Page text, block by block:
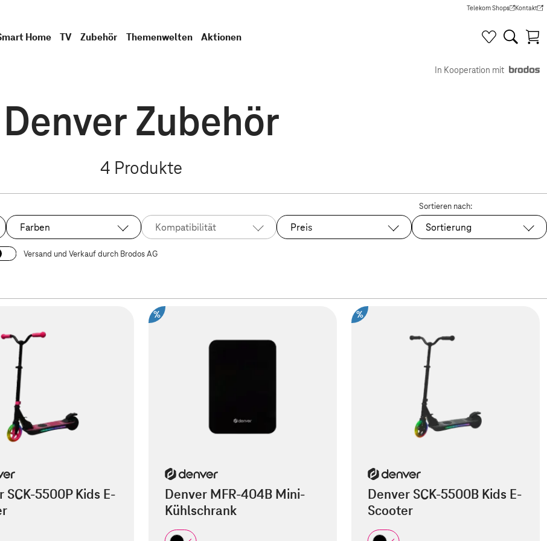
Telekom Shops
(Wird in einem neuen Tab
Kontakt
(Wird in
Home TV Zubehör Themenwelten Aktionen
In Kooperation mit
Denver Zubehör
4 Produkte
Farben Kompatibilität Preis
Sortieren nach:
Sortierung
Versand und Verkauf durch Brodos AG
SCK-5500P Kids E-
%
Denver MFR-404B Mini-
Kühlschrank
%
Denver SCK-5500B Kids E-
Scooter